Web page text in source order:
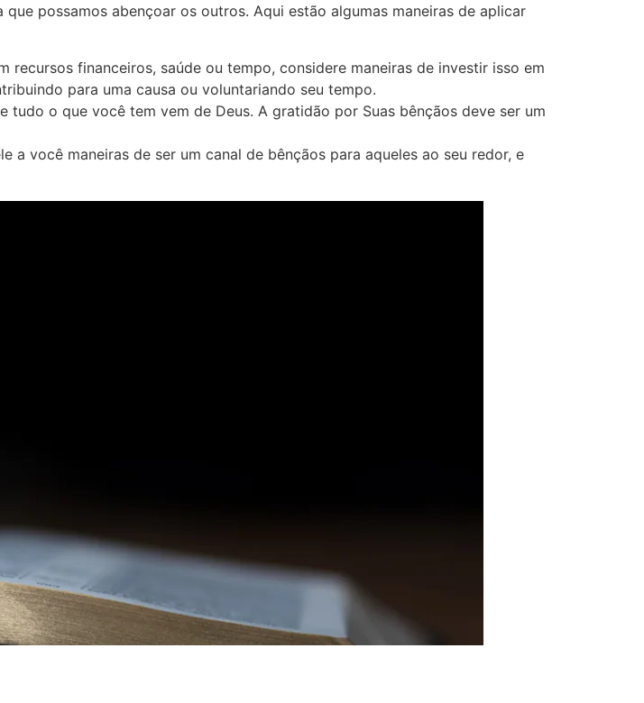
possamos abençoar os outros. Aqui estão algumas maneiras de aplicar
recursos financeiros, saúde ou tempo, considere maneiras de investir isso em
para uma causa ou voluntariando seu tempo.
tudo o que você tem vem de Deus. A gratidão por Suas bênçãos deve ser um
a você maneiras de ser um canal de bênçãos para aqueles ao seu redor, e